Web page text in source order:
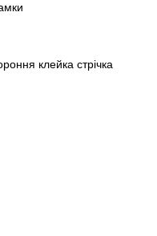
клейка стрічка